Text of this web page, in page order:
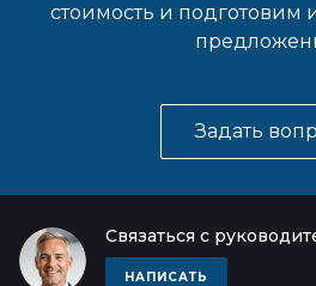
стоимость и подготовим
Задать
Связаться с
НАПИСАТЬ